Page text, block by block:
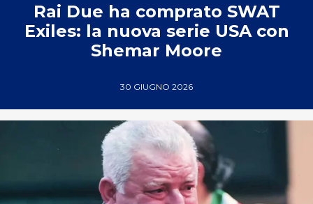
Rai Due ha comprato SWAT
Exiles: la nuova serie USA con
Shemar Moore
30 GIUGNO 2026